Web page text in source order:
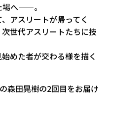
場へ——。
アスリートが帰ってく
世代アスリートたちに技
めた者が交わる様を描く
森田晃樹の2回目をお届け